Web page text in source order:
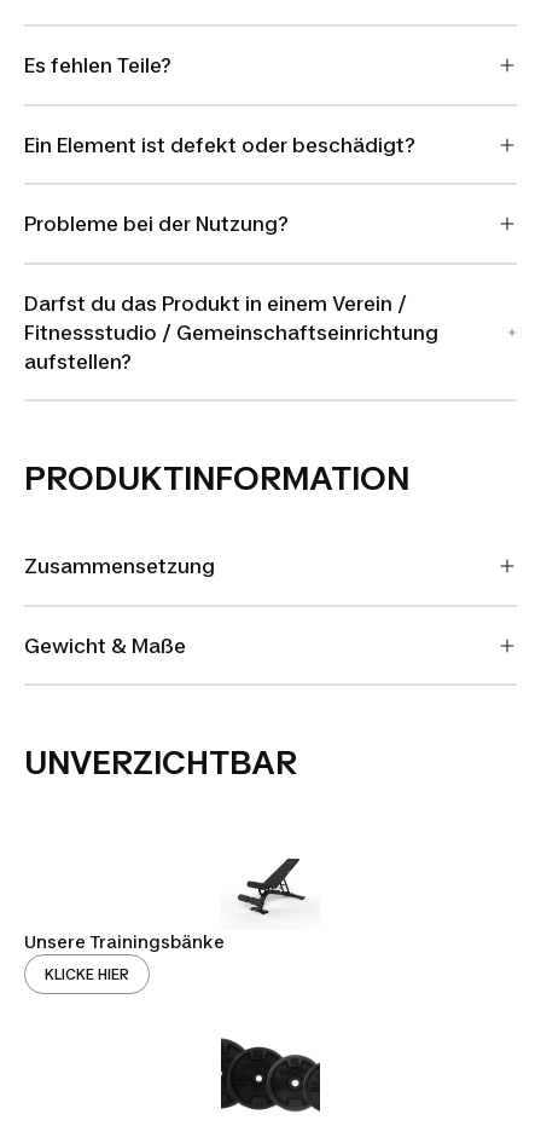
Es fehlen Teile?
Ein Element ist defekt oder beschädigt?
Probleme bei der Nutzung?
Darfst du das Produkt in einem Verein /
Fitnessstudio / Gemeinschaftseinrichtung
aufstellen?
PRODUKTINFORMATION
Zusammensetzung
Gewicht & Maße
UNVERZICHTBAR
Unsere Trainingsbänke
KLICKE HIER